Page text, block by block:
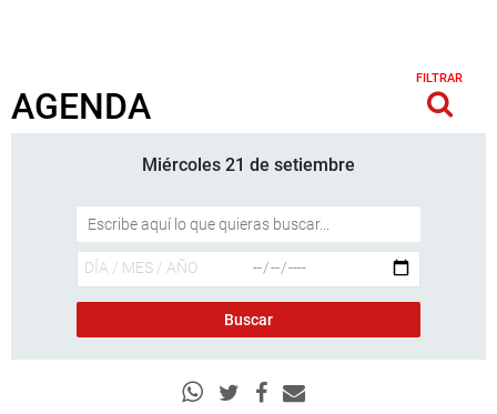
AGENDA
FILTRAR
Miércoles 21 de setiembre